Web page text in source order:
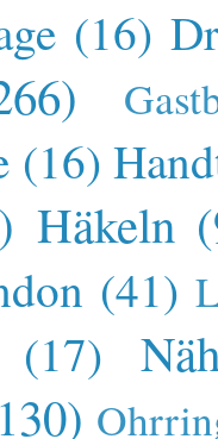
(16)
(16)
Häkeln
(41)
(17)